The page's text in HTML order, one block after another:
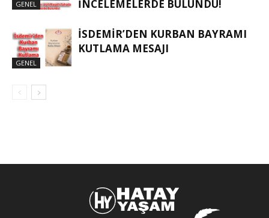
GENEL
İNCELEMELERDE BULUNDU!
GENEL
İSDEMIR’DEN KURBAN BAYRAMI
KUTLAMA MESAJI